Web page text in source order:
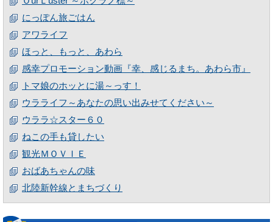
にっぽん旅ごはん
アワライフ
ほっと、もっと、あわら
感幸プロモーション動画『幸、感じるまち。あわら市』
トマ娘のホッとに湯～っす！
ウラライフ～あなたの思い出みせてください～
ウララ☆スター６０
ねこの手も貸したい
観光ＭＯＶＩＥ
おばあちゃんの味
北陸新幹線とまちづくり